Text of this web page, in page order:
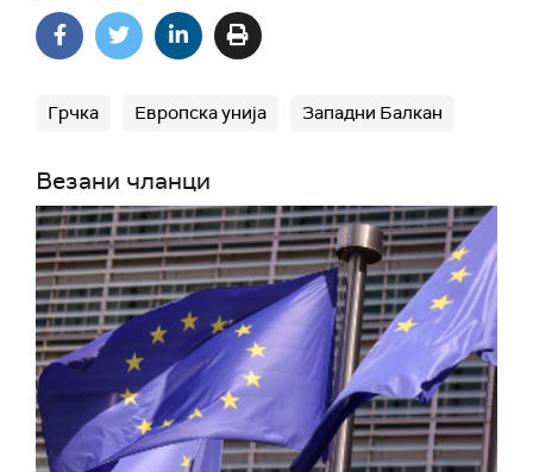
Грчка Европска унија Западни Балкан
Везани чланци